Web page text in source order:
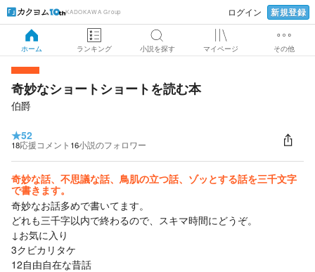
KADOKAWA Group ログイン 新規登録
ホーム ランキング 小説を探す マイページ その他
奇妙なショートショートを読む本
伯爵
★52
18応援コメント 16小説のフォロワー
奇妙な話、不思議な話、鳥肌の立つ話、ゾッとする話を三千文字
で書きます。
奇妙なお話多めで書いてます。
どれも三千字以内で終わるので、スキマ時間にどうぞ。
↓お気に入り
3クビカリタケ
12自由自在な昔話